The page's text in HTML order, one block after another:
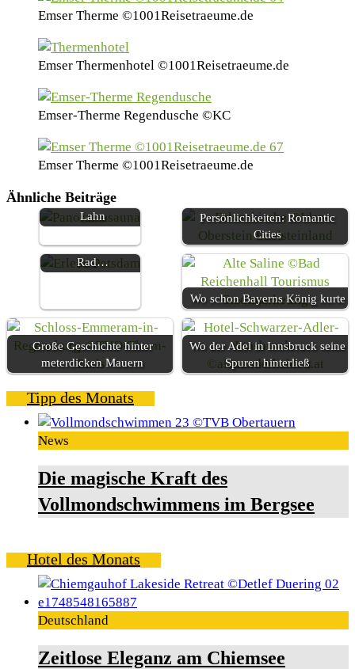
Emser Therme ©1001Reisetraeume.de
Emser Thermenhotel ©1001Reisetraeume.de
Emser-Therme Regendusche ©KC
Emser Therme ©1001Reisetraeume.de
Ähnliche Beiträge
Die Sauna auf der
Lahn
Persönlichkeiten: Romantic
Cities
Erlebe Potsdam –
Touren-Tipps zu
Fuß, mit dem
Rad…
Wo schon Bayerns König kurte
Große Geschichte hinter
meterdicken Mauern
Wo der Adel in Innsbruck seine
Spuren hinterließ
Tipp des Monats
News
Die magische Kraft des
Vollmondschwimmens im Bergsee
Hotel des Monats
Deutschland
Zeitlose Eleganz am Chiemsee